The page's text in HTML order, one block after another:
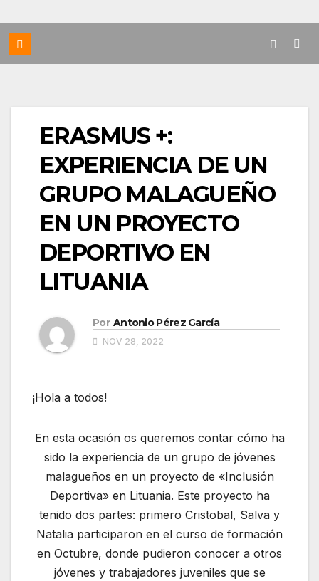
ERASMUS +:
EXPERIENCIA DE UN
GRUPO MALAGUEÑO
EN UN PROYECTO
DEPORTIVO EN
LITUANIA
Por Antonio Pérez García
NOV 28, 2022
¡Hola a todos!
En esta ocasión os queremos contar cómo ha
sido la experiencia de un grupo de jóvenes
malagueños en un proyecto de «Inclusión
Deportiva» en Lituania. Este proyecto ha
tenido dos partes: primero Cristobal, Salva y
Natalia participaron en el curso de formación
en Octubre, donde pudieron conocer a otros
jóvenes y trabajadores juveniles que se